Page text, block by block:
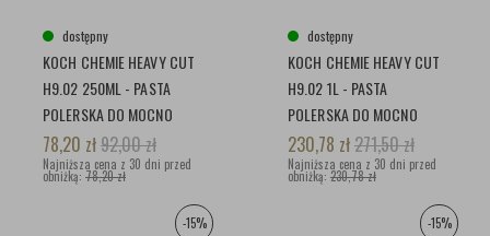
dostępny
KOCH CHEMIE HEAVY CUT
H9.02 250ML - PASTA
POLERSKA DO MOCNO
ZNISZCZONYCH LAKIERÓW
78,20 zł92,00zł
Najniższa cena z 30 dni przed
obniżką: 78,20 zł
dostępny
KOCH CHEMIE HEAVY CUT
H9.02 1L - PASTA
POLERSKA DO MOCNO
ZNISZCZONYCH LAKIERÓW
230,78 zł271,50zł
Najniższa cena z 30 dni przed
obniżką: 230,78 zł
-15% -15%